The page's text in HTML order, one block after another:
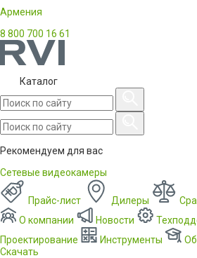
Армения
8 800 700 16 61
Каталог
Рекомендуем для вас
Сетевые видеокамеры
Прайс-лист Дилеры
О компании
Новости
Проектирование
Инструменты
Скачать